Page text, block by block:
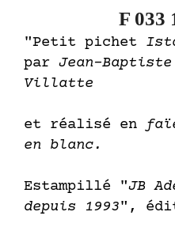
F 033
"Petit pichet
par Jean-
Villatte
et réalisé en
en blanc.
Estampillé "JB
depuis 1993",